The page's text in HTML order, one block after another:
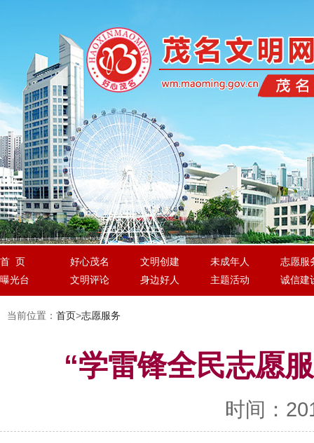
首 页 好心茂名 文明创建 未成年人
志愿服
曝光台
文明评论 身边好人 主题活动 诚信建
当前位置： 首页>志愿服务
“学雷锋全民志愿
时间：